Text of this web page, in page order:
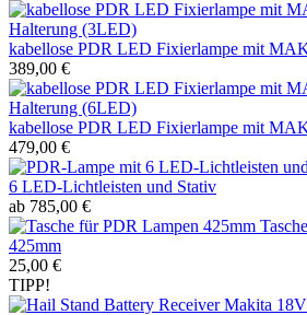
kabellose PDR LED Fixierlampe mit
389,00 €
kabellose PDR LED Fixierlampe mit
479,00 €
6 LED-Lichtleisten und Stativ
ab 785,00 €
425mm
25,00 €
TIPP!